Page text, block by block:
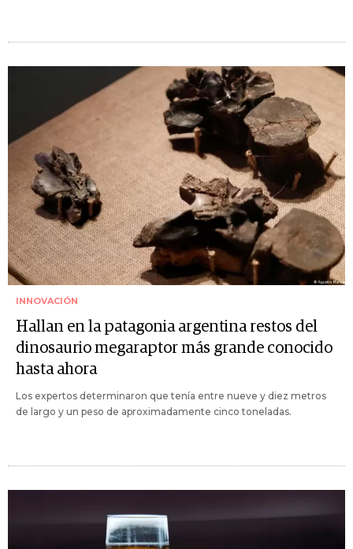
INNOVACIÓN
Hallan en la patagonia argentina restos del
dinosaurio megaraptor más grande conocido
hasta ahora
Los expertos determinaron que tenía entre nueve y diez metros
de largo y un peso de aproximadamente cinco toneladas.